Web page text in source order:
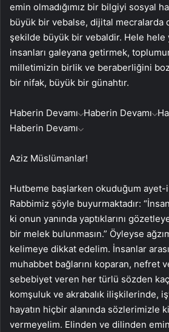
emin olmadığımız bir bilgiyi sosyal
büyük bir vebalse, dijital mecralarda
şekilde büyük bir vebaldir. Hele hele
insanları galeyana getirmek,
milletimizin birlik ve beraberliğini
bir nifak, büyük bir günahtır.
Haberin Devamı Haberin Devamı
Haberin Devamı
Aziz Müslümanlar!
Hutbeme başlarken okuduğum ayet-
Rabbimiz şöyle buyurmaktadır:
ki onun yanında yaptıklarını
bir melek bulunmasın.” Öyleyse
kelimeye dikkat edelim. İnsanlar
muhabbet bağlarını koparan, nefret
sebebiyet veren her türlü sözden
komşuluk ve akrabalık ilişkilerinde,
hayatın hiçbir alanında sözlerimizle
vermeyelim. Elinden ve dilinden